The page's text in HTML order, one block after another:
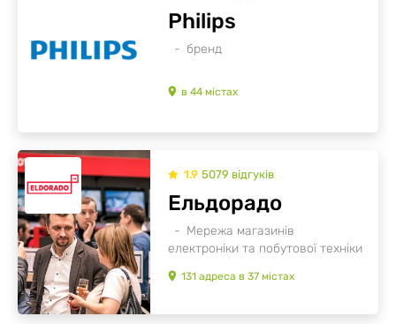
бренд
Philips
в 44 містах
1.9 5079 відгуків
Мережа магазинів
електроніки та побутової техніки
Ельдорадо
131 адреса в 37 містах